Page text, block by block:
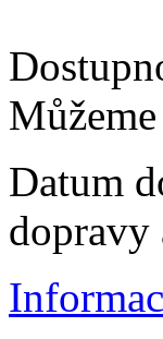
Datum
dopravy